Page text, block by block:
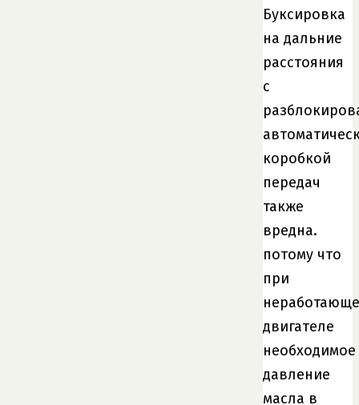
Буксировка
на дальние
расстояния
с
коробкой
передач
также
вредна.
потому что
при
двигателе
необходимое
давление
масла в